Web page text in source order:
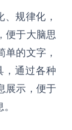
规律化，
便于大脑思
的文字，
，通过各种
展示，便于